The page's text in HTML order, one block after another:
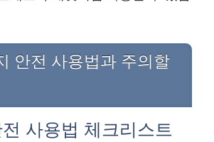
안전 사용법과 주의할
사용법 체크리스트